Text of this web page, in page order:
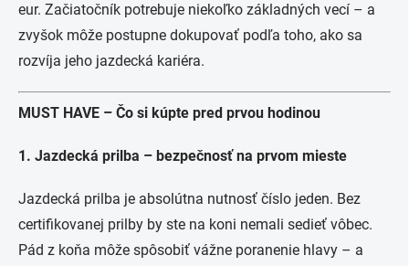
eur. Začiatočník potrebuje niekoľko základných vecí – a
zvyšok môže postupne dokupovať podľa toho, ako sa
rozvíja jeho jazdecká kariéra.
MUST HAVE – Čo si kúpte pred prvou hodinou
1. Jazdecká prilba – bezpečnosť na prvom mieste
Jazdecká prilba je absolútna nutnosť číslo jeden. Bez
certifikovanej prilby by ste na koni nemali sedieť vôbec.
Pád z koňa môže spôsobiť vážne poranenie hlavy – a